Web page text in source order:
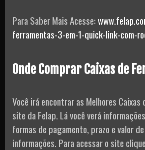
Para Saber Mais Acesse:
ferramentas-3-em-1-quick-link-com-
Onde Comprar Caixas de
Você irá encontrar as Melhores Caixas
site da Felap. Lá você verá
formas de pagamento, prazo e valor
informações. Para acessar o site